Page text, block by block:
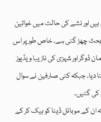
اور نشے کی حالت میں خواتین
بحث چھڑ گئی ہے، خاص طور پر اس
اور شہزی کی نازیبا ویڈیوز
دیا، جبکہ کئی صارفین نے سوال
کی گئیں۔
ان کے موبائل ڈیٹا کو ہیک کر کے